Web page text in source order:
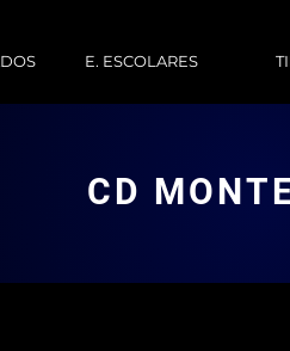
E. ESCOLARES
CD